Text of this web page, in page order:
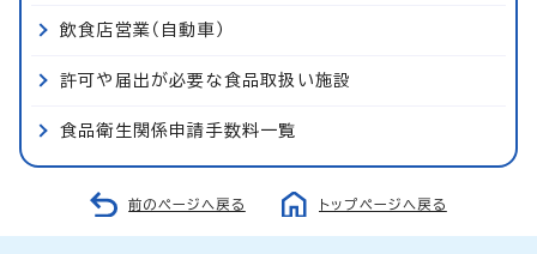
飲食店営業（自動車）
許可や届出が必要な食品取扱い施設
食品衛生関係申請手数料一覧
前のページへ戻る トップページへ戻る